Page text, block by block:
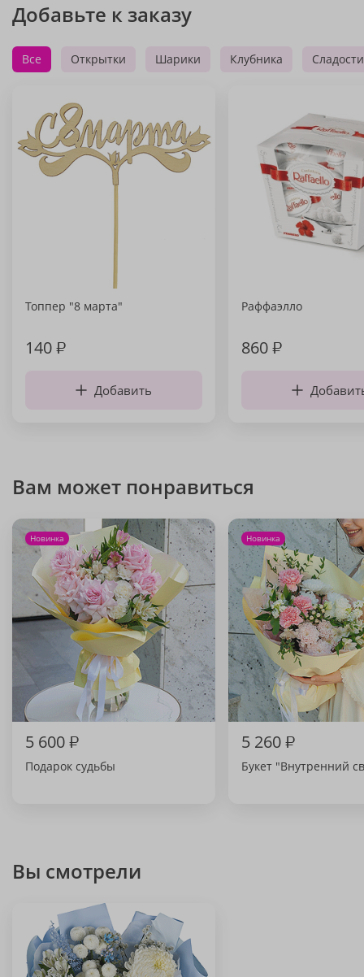
Добавьте к заказу
Все Открытки Шарики Клубника Сладости
Топпер "8 марта"
140₽
Добавить
Раффаэлло
860₽
Вам может понравиться
Новинка
5 600₽
Подарок судьбы
Новинка
5 260₽
Букет "Внутренний
Вы смотрели